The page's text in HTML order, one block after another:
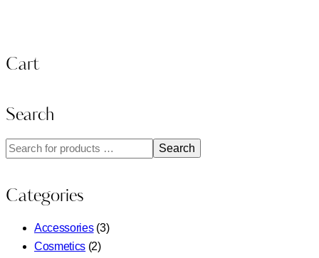
Cart
Search
Search
Categories
Accessories (3)
Cosmetics (2)